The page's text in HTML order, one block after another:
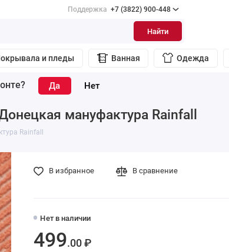
Поддержка +7 (3822) 900-448
Найти
и пледы Ванная Одежда
?
мануфактура Rainfall
Rainfall
Нет в наличии
499.00 ₽
В избранное В сравнение